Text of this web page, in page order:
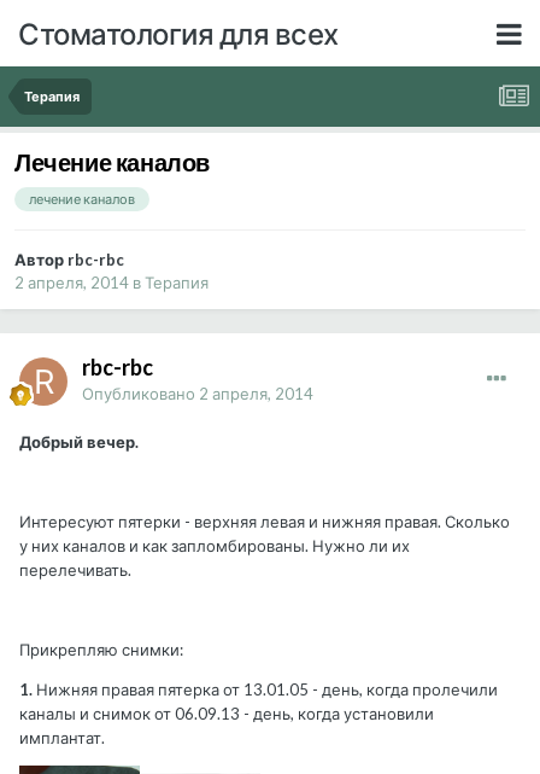
Стоматология для всех
Терапия
Лечение каналов
лечение каналов
Автор rbc-rbc
2 апреля, 2014 вТерапия
rbc-rbc
Опубликовано 2 апреля, 2014
Добрый вечер.
Интересуют пятерки - верхняя левая и нижняя правая. Сколько
у них каналов и как запломбированы. Нужно ли их
перелечивать.
Прикрепляю снимки:
1. Нижняя правая пятерка от 13.01.05 - день, когда пролечили
каналы и снимок от 06.09.13 - день, когда установили
имплантат.